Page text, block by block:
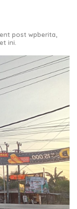
post wpberita,
ini.